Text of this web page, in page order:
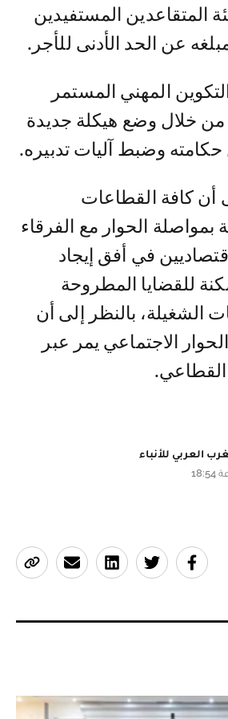
المتقاعدين المستفيدين
عن الحد الأدنى للأجر.
المهني المستمر
من خلال وضع هيكلة جديدة
وضبط آليات تدبيره.
أن كافة القطاعات
بمواصلة الحوار مع الفرقاء
في أفق إيجاد
للقضايا المطروحة
الشغيلة، بالنظر إلى أن
الاجتماعي يمر عبر
القطاعي.
العربي للأنباء